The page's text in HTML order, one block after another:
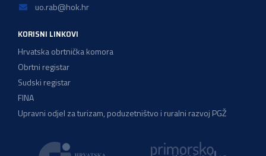
uo.rab@hok.hr
KORISNI LINKOVI
Hrvatska obrtnička komora
Obrtni registar
Sudski registar
FINA
Upravni odjel za turizam, poduzetništvo i ruralni razvoj PGŽ